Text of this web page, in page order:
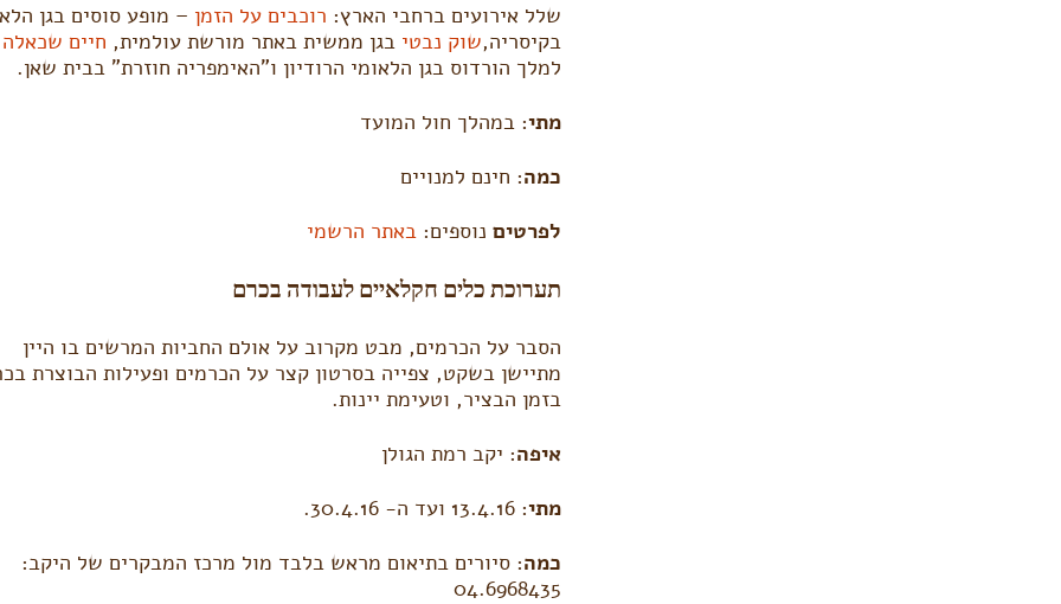
שלל אירועים ברחבי הארץ: רוכבים על הזמן – מופע סוסים בגן
בקיסריה,שוק נבטי בגן ממשית באתר מורשת עולמית, חיים שכאלה
למלך הורדוס בגן הלאומי הרודיון ו”האימפריה חוזרת” בבית שאן.
מתי: במהלך חול המועד
כמה: חינם למנויים
לפרטים נוספים: באתר הרשמי
תערוכת כלים חקלאיים לעבודה בכרם
הסבר על הכרמים, מבט מקרוב על אולם החביות המרשים בו היין
מתיישן בשקט, צפייה בסרטון קצר על הכרמים ופעילות הבוצרת
בזמן הבציר, וטעימת יינות.
איפה: יקב רמת הגולן
מתי: 13.4.16 ועד ה- 30.4.16.
כמה: סיורים בתיאום מראש בלבד מול מרכז המבקרים של היקב:
04.6968435